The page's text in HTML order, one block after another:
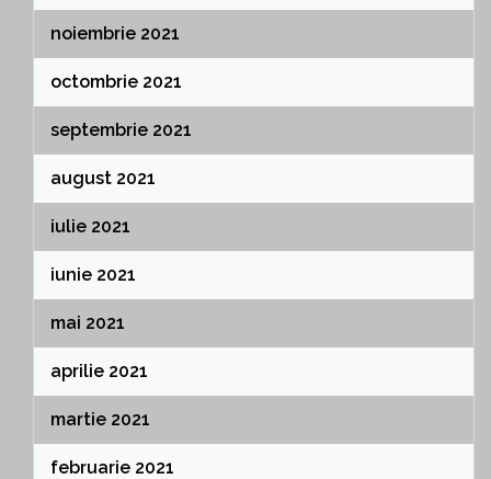
noiembrie 2021
octombrie 2021
septembrie 2021
august 2021
iulie 2021
iunie 2021
mai 2021
aprilie 2021
martie 2021
februarie 2021